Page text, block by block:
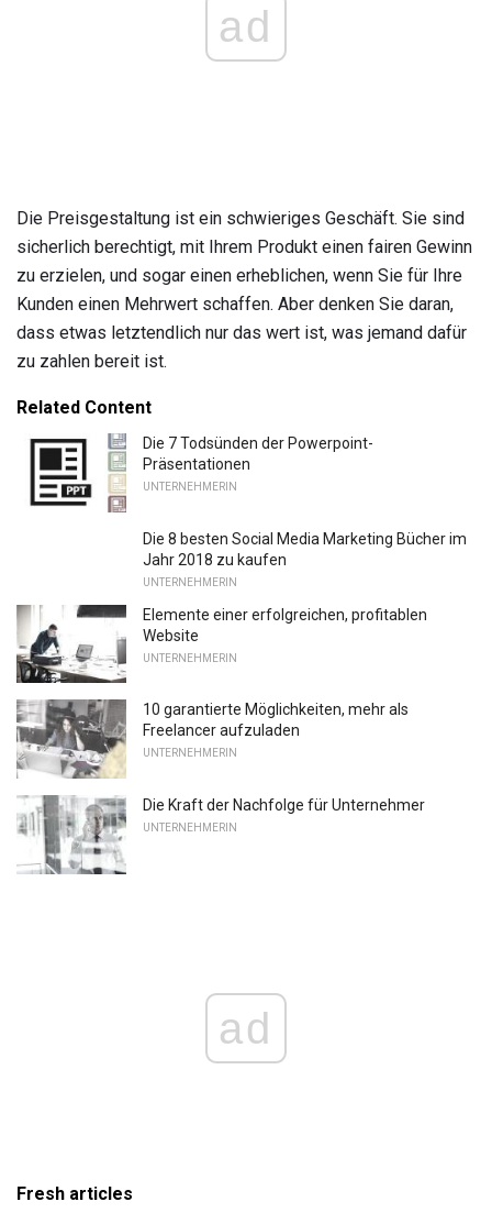
ad
Die Preisgestaltung ist ein schwieriges Geschäft. Sie sind
sicherlich berechtigt, mit Ihrem Produkt einen fairen Gewinn
zu erzielen, und sogar einen erheblichen, wenn Sie für Ihre
Kunden einen Mehrwert schaffen. Aber denken Sie daran,
dass etwas letztendlich nur das wert ist, was jemand dafür
zu zahlen bereit ist.
Related Content
Die 7 Todsünden der Powerpoint-
Präsentationen
UNTERNEHMERIN
Die 8 besten Social Media Marketing Bücher im
Jahr 2018 zu kaufen
UNTERNEHMERIN
Elemente einer erfolgreichen, profitablen
Website
UNTERNEHMERIN
10 garantierte Möglichkeiten, mehr als
Freelancer aufzuladen
UNTERNEHMERIN
Die Kraft der Nachfolge für Unternehmer
UNTERNEHMERIN
ad
Fresh articles